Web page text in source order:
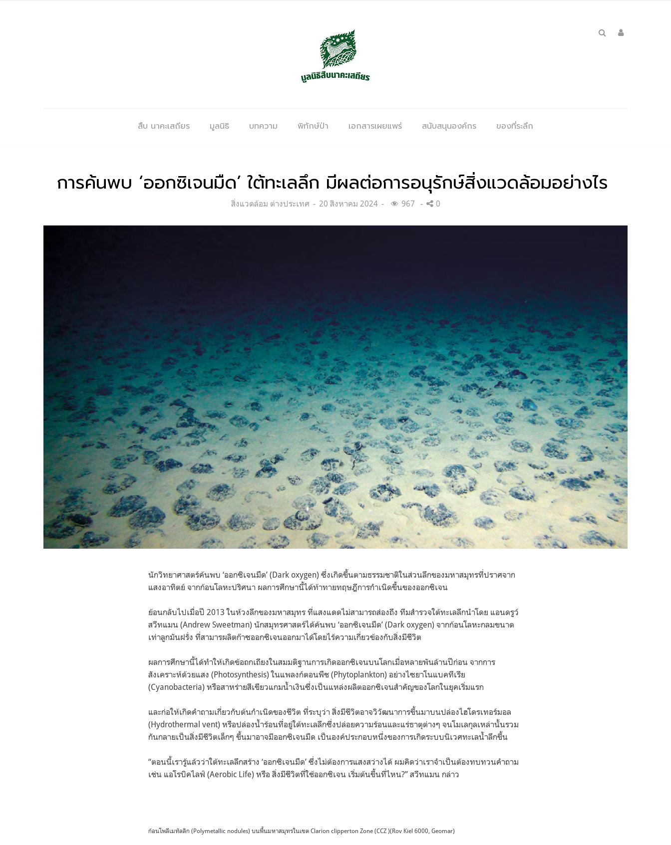
สืบ นาคะเสถียร มูลนิธิ บทความ พิทักษ์ป่า เอกสารเผยแพร่ สนับสนุนองค์กร ของที่ระลึก
การค้นพบ ‘ออกซิเจนมืด’ ใต้ทะเลลึก มีผลต่อการอนุรักษ์สิ่งแวดล้อมอย่างไร
Categories:
สิ่งแวดล้อม ต่างประเทศ
Posted
20 สิงหาคม 2024 967 0
นักวิทยาศาสตร์ค้นพบ ‘ออกซิเจนมืด’ (Dark oxygen) ซึ่งเกิดขึ้นตามธรรมชาติในส่วนลึกของมหาสมุทรที่ปราศจาก
แสงอาทิตย์ จากก้อนโลหะปริศนา ผลการศึกษานี้ได้ท้าทายทฤษฎีการกำเนิดขึ้นของออกซิเจน
ย้อนกลับไปเมื่อปี 2013 ในห้วงลึกของมหาสมุทร ที่แสงแดดไม่สามารถส่องถึง ทีมสำรวจใต้ทะเลลึกนำโดย แอนดรูว์
สวีทแมน (Andrew Sweetman) นักสมุทรศาสตร์ได้ค้นพบ ‘ออกซิเจนมืด’ (Dark oxygen) จากก้อนโลหะกลมขนาด
เท่าลูกมันฝรั่ง ที่สามารผลิตก๊าซออกซิเจนออกมาได้โดยไร้ความเกี่ยวข้องกับสิ่งมีชีวิต
ผลการศึกษานี้ได้ทำให้เกิดข้อถกเถียงในสมมติฐานการเกิดออกซิเจนบนโลกเมื่อหลายพันล้านปีก่อน จากการ
สังเคราะห์ด้วยแสง (Photosynthesis) ในแพลงก์ตอนพืช (Phytoplankton) อย่างไซยาโนแบคทีเรีย
(Cyanobacteria) หรือสาหร่ายสีเขียวแกมน้ำเงินซึ่งเป็นแหล่งผลิตออกซิเจนสำคัญของโลกในยุคเริ่มแรก
และก่อให้เกิดคำถามเกี่ยวกับต้นกำเนิดของชีวิต ที่ระบุว่า สิ่งมีชีวิตอาจวิวัฒนาการขึ้นมาบนปล่องไฮโดรเทอร์มอล
(Hydrothermal vent) หรือปล่องน้ำร้อนที่อยู่ใต้ทะเลลึกซึ่งปล่อยความร้อนและแร่ธาตุต่างๆ จนโมเลกุลเหล่านั้นรวม
กันกลายเป็นสิ่งมีชีวิตเล็กๆ ขึ้นมาอาจมีออกซิเจนมืด เป็นองค์ประกอบหนึ่งของการเกิดระบบนิเวศทะเลน้ำลึกขึ้น
“ตอนนี้เรารู้แล้วว่าใต้ทะเลลึกสร้าง ‘ออกซิเจนมืด’ ซึ่งไม่ต้องการแสงสว่างได้ ผมคิดว่าเราจำเป็นต้องทบทวนคำถาม
เช่น แอโรบิคไลฟ์ (Aerobic Life) หรือ สิ่งมีชีวิตที่ใช้ออกซิเจน เริ่มต้นขึ้นที่ไหน?” สวีทแมน กล่าว
ก้อนโพลีเมทัลลิก (Polymetallic nodules) บนพื้นมหาสมุทรในเขต Clarion clipperton Zone (CCZ )(Rov Kiel 6000, Geomar)